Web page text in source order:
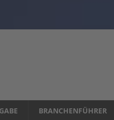
BRANCHENFÜHRER